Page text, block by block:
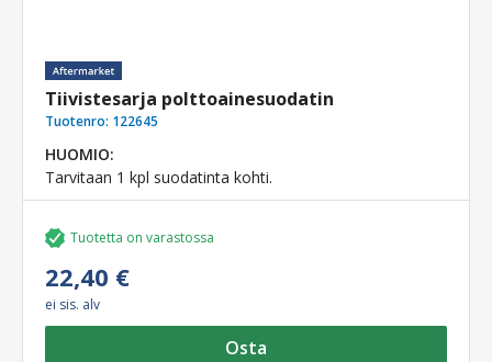
Tiivistesarja polttoainesuodatin
Tuotenro: 122645
HUOMIO:
Tarvitaan 1 kpl suodatinta kohti.
Tuotetta on varastossa
22,40 €
ei sis. alv
Osta